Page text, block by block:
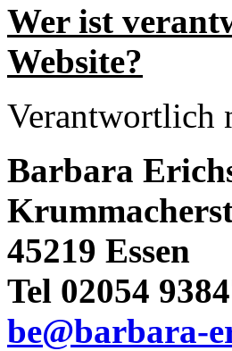
Wer ist
Website?
Verantwortlich
Barbara
45219 Essen
Tel 02054
be@barbara-